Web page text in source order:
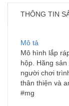
THÔNG TIN
Mô tả
Mô hình lắp
hộp. Hãng
người chơi
thân thiện và
#mg